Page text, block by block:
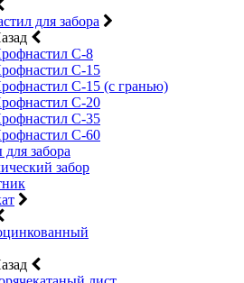
для забора
С-8
С-15
С-15 (с гранью)
С-20
С-35
С-60
забора
забор